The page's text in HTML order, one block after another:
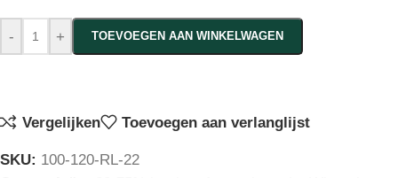
- + TOEVOEGEN AAN WINKELWAGEN
Vergelijken Toevoegen aan verlanglijst
SKU: 100-120-RL-22